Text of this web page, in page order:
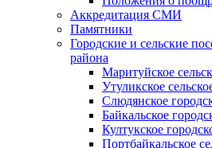
Аккредитация СМИ
Памятники
Городские и сельские
района
Маритуйское
Утуликское
Слюдянское
Байкальское
Култукское
Портбайкальское